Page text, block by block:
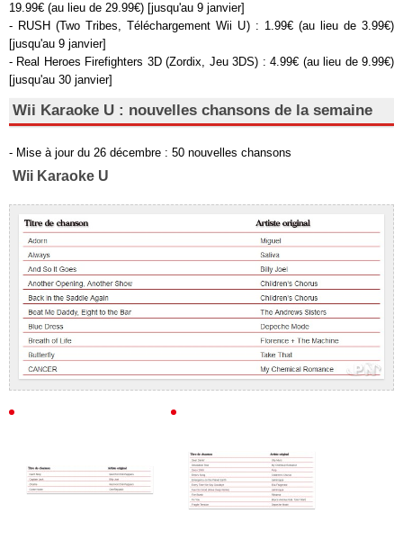
19.99€ (au lieu de 29.99€) [jusqu'au 9 janvier]
- RUSH (Two Tribes, Téléchargement Wii U) : 1.99€ (au lieu de 3.99€)
[jusqu'au 9 janvier]
- Real Heroes Firefighters 3D (Zordix, Jeu 3DS) : 4.99€ (au lieu de 9.99€)
[jusqu'au 30 janvier]
Wii Karaoke U : nouvelles chansons de la semaine
- Mise à jour du 26 décembre : 50 nouvelles chansons
Wii Karaoke U